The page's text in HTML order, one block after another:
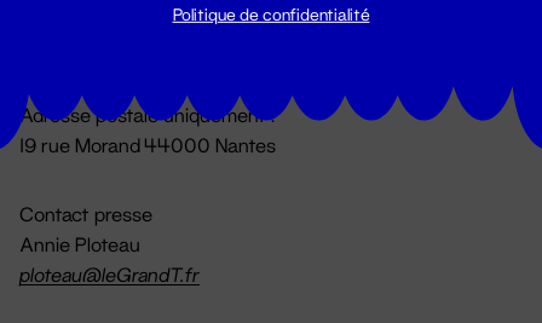
Du lundi au vendredi 14h → 18h
Adresse postale uniquement :
19 rue Morand 44000 Nantes
Contact presse
Annie Ploteau
ploteau@leGrandT.fr
Politique de confidentialité